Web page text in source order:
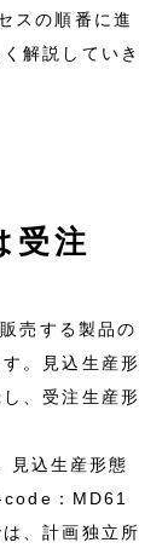
スの順番に進
解説していき
受注
売する製品の
。見込生産形
、受注生産形
見込生産形態
code：MD61
、計画独立所